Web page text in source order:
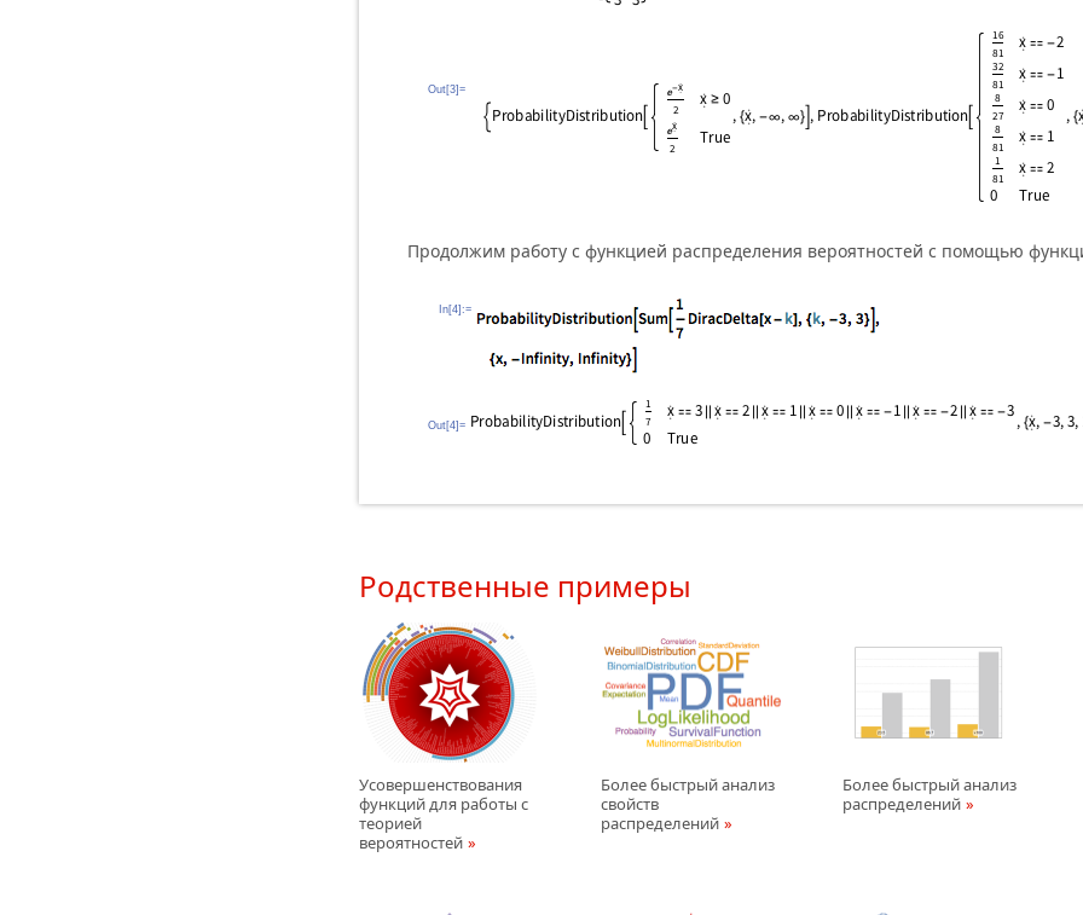
Out[3]=
Продолжим работу с функцией распределения вероятностей с помощью
In[4]:=
Out[4]=
Родственные примеры
Усовершенствования
функций для работы с
теорией
вероятностей
Более быстрый анализ
свойств
распределений
Более быстрый анализ
распределений